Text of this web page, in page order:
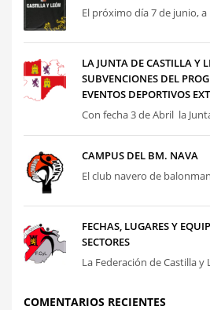
El próximo día 7 de junio, a
LA JUNTA DE CASTILLA Y
SUBVENCIONES DEL
EVENTOS DEPORTIVOS
Con fecha 3 de Abril la
CAMPUS DEL BM. NAVA
El club navero de
FECHAS, LUGARES Y
SECTORES
La Federación de Castilla
COMENTARIOS RECIENTES